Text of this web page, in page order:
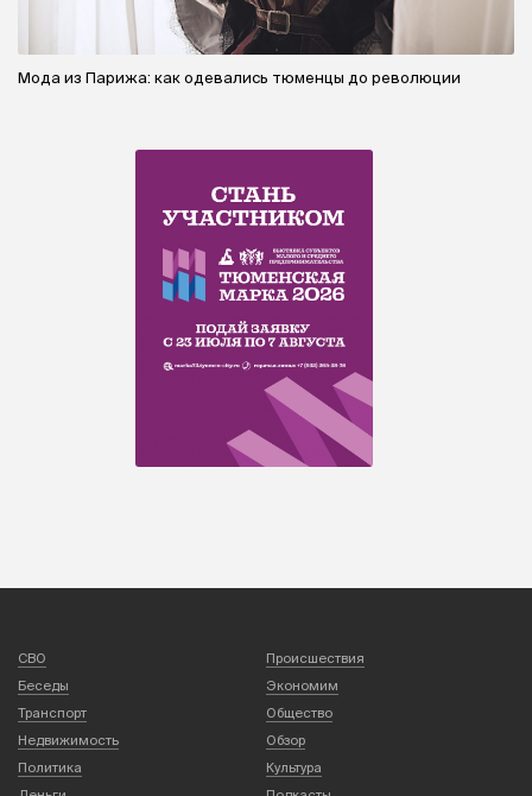
Мода из Парижа: как одевались тюменцы до революции
СВО
Происшествия
Беседы
Экономим
Транспорт
Общество
Недвижимость
Обзор
Политика
Культура